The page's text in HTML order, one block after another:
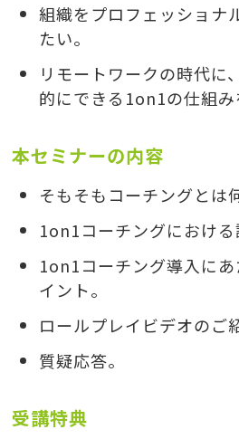
組織をプロフェッショナ
たい。
リモートワークの時代に
的にできる1on1の仕組み
本セミナーの内容
そもそもコーチングとは
1on1コーチングにおける
1on1コーチング導入に
イント。
ロールプレイビデオのご
質疑応答。
受講特典